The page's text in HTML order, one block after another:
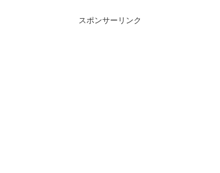
スポンサーリンク